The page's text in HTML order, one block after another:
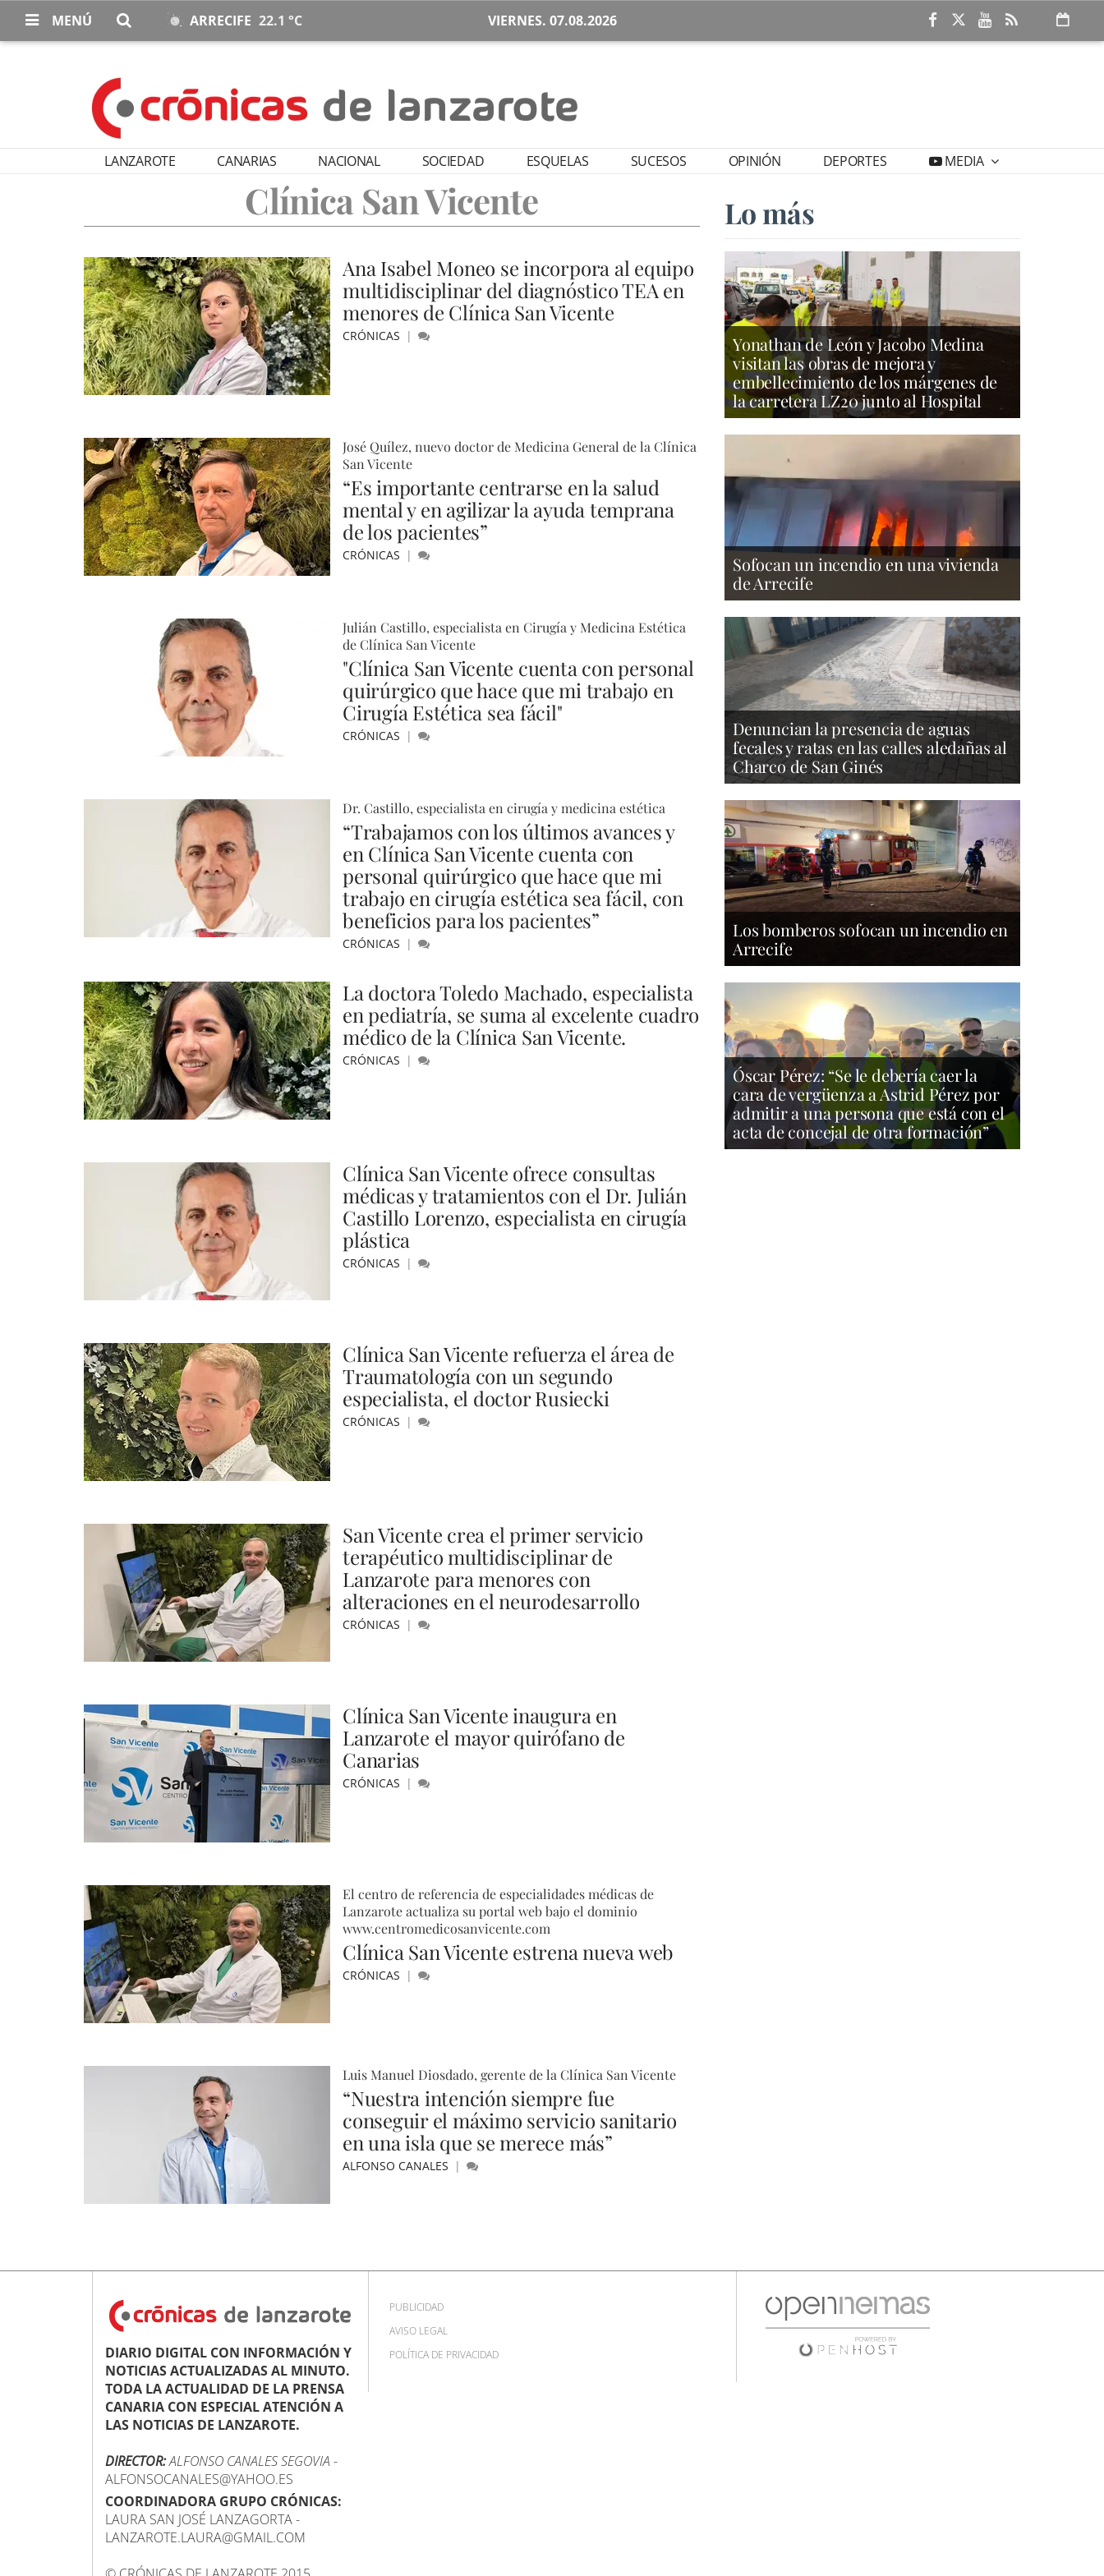
MENÚ ARRECIFE 22.1 °C VIERNES. 07.08.2026
LANZAROTE CANARIAS NACIONAL SOCIEDAD ESQUELAS SUCESOS OPINIÓN DEPORTES MEDIA
Clínica San Vicente
Ana Isabel Moneo se incorpora al equipo
multidisciplinar del diagnóstico TEA en
menores de Clínica San Vicente
CRÓNICAS
José Quílez, nuevo doctor de Medicina General de la Clínica
San Vicente
“Es importante centrarse en la salud
mental y en agilizar la ayuda temprana
de los pacientes”
CRÓNICAS
Julián Castillo, especialista en Cirugía y Medicina Estética
de Clínica San Vicente
"Clínica San Vicente cuenta con personal
quirúrgico que hace que mi trabajo en
Cirugía Estética sea fácil"
CRÓNICAS
Dr. Castillo, especialista en cirugía y medicina estética
“Trabajamos con los últimos avances y
en Clínica San Vicente cuenta con
personal quirúrgico que hace que mi
trabajo en cirugía estética sea fácil, con
beneficios para los pacientes”
CRÓNICAS
La doctora Toledo Machado, especialista
en pediatría, se suma al excelente cuadro
médico de la Clínica San Vicente.
CRÓNICAS
Clínica San Vicente ofrece consultas
médicas y tratamientos con el Dr. Julián
Castillo Lorenzo, especialista en cirugía
plástica
CRÓNICAS
Clínica San Vicente refuerza el área de
Traumatología con un segundo
especialista, el doctor Rusiecki
CRÓNICAS
San Vicente crea el primer servicio
terapéutico multidisciplinar de
Lanzarote para menores con
alteraciones en el neurodesarrollo
CRÓNICAS
Clínica San Vicente inaugura en
Lanzarote el mayor quirófano de
Canarias
CRÓNICAS
El centro de referencia de especialidades médicas de
Lanzarote actualiza su portal web bajo el dominio
www.centromedicosanvicente.com
Clínica San Vicente estrena nueva web
CRÓNICAS
Luis Manuel Diosdado, gerente de la Clínica San Vicente
“Nuestra intención siempre fue
conseguir el máximo servicio sanitario
en una isla que se merece más”
ALFONSO CANALES
Lo más
Yonathan de León y Jacobo Medina
visitan las obras de mejora y
embellecimiento de los márgenes de
la carretera LZ20 junto al Hospital
Sofocan un incendio en una vivienda
de Arrecife
Denuncian la presencia de aguas
fecales y ratas en las calles aledañas al
Charco de San Ginés
Los bomberos sofocan un incendio en
Arrecife
Óscar Pérez: “Se le debería caer la
cara de vergüenza a Astrid Pérez por
admitir a una persona que está con el
acta de concejal de otra formación”
DIARIO DIGITAL CON INFORMACIÓN Y
NOTICIAS ACTUALIZADAS AL MINUTO.
TODA LA ACTUALIDAD DE LA PRENSA
CANARIA CON ESPECIAL ATENCIÓN A
LAS NOTICIAS DE LANZAROTE.
DIRECTOR:ALFONSO CANALES SEGOVIA -
ALFONSOCANALES@YAHOO.ES
COORDINADORA GRUPO CRÓNICAS:
LAURA SAN JOSÉ LANZAGORTA -
LANZAROTE.LAURA@GMAIL.COM
PUBLICIDAD
AVISO LEGAL
POLÍTICA DE PRIVACIDAD